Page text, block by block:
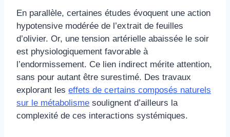
En parallèle, certaines études évoquent une action
hypotensive modérée de l’extrait de feuilles
d’olivier. Or, une tension artérielle abaissée le soir
est physiologiquement favorable à
l’endormissement. Ce lien indirect mérite attention,
sans pour autant être surestimé. Des travaux
explorant leseffets de certains composés naturels
sur le métabolisme soulignent d’ailleurs la
complexité de ces interactions systémiques.